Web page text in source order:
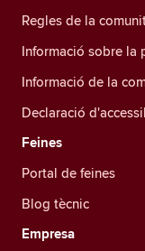
Regles de la
Informació sobre la
Informació de la
Declaració
Feines
Portal de feines
Blog tècnic
Empresa